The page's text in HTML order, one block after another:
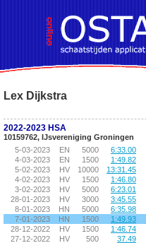
Lex Dijkstra
2022-2023 HSA
10159762, IJsvereniging Groningen
5-03-2023
EN 5000 6:33.00
4-03-2023
EN 1500 1:49.82
5-02-2023
HV 10000 13:31.45
4-02-2023
HV 1500 1:46.80
3-02-2023
HV 5000 6:23.01
28-01-2023
HV 3000 3:45.55
8-01-2023
HN 5000 6:35.98
7-01-2023
HN 1500 1:49.93
28-12-2022
HV 1500 1:46.74
27-12-2022
HV 500 37.49